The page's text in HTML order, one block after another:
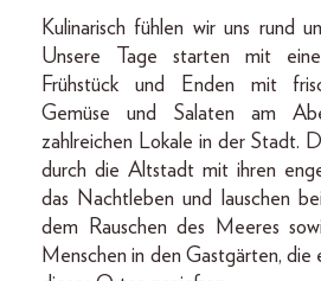
Kulinarisch fühlen wir uns rund
Unsere Tage starten mit
Frühstück und Enden mit
Gemüse und Salaten am
zahlreichen Lokale in der Stadt.
durch die Altstadt mit ihren
das Nachtleben und lauschen
dem Rauschen des Meeres
Menschen in den Gastgärten, die